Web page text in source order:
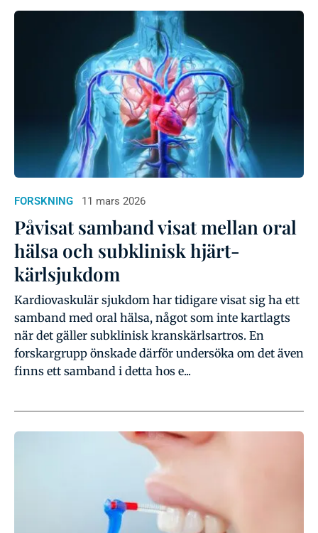
FORSKNING 11 mars 2026
Påvisat samband visat mellan oral
hälsa och subklinisk hjärt-
kärlsjukdom
Kardiovaskulär sjukdom har tidigare visat sig ha ett
samband med oral hälsa, något som inte kartlagts
när det gäller subklinisk kranskärlsartros. En
forskargrupp önskade därför undersöka om det även
finns ett samband i detta hos e...